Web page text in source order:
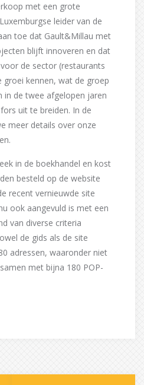
met een grote
leider van de
toe dat Gault&Millau met
blijft innoveren en dat
de sector (restaurants
kennen, wat de groep
de twee afgelopen jaren
uit te breiden. In de
meer details over onze
in de boekhandel en kost
besteld op de website
recent vernieuwde site
ook aangevuld is met een
van diverse criteria
de gids als de site
adressen, waaronder niet
met bijna 180 POP-